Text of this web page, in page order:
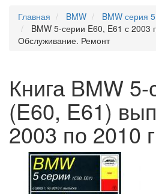
Главная
BMW
BMW серия 5
BMW 5-серии E60, E61 с 2003
Обслуживание. Ремонт
Книга BMW 5-
(E60, E61)
2003 по 2010